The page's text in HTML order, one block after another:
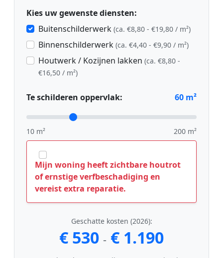
Kies uw gewenste diensten:
Buitenschilderwerk (ca. €8,80 - €19,80 / m²)
Binnenschilderwerk (ca. €4,40 - €9,90 / m²)
Houtwerk / Kozijnen lakken (ca. €8,80 -
€16,50 / m²)
Te schilderen oppervlak: 60 m²
10 m² 200 m²
Mijn woning heeft zichtbare houtrot
of ernstige verfbeschadiging en
vereist extra reparatie.
Geschatte kosten (2026):
€ 530 - € 1.190